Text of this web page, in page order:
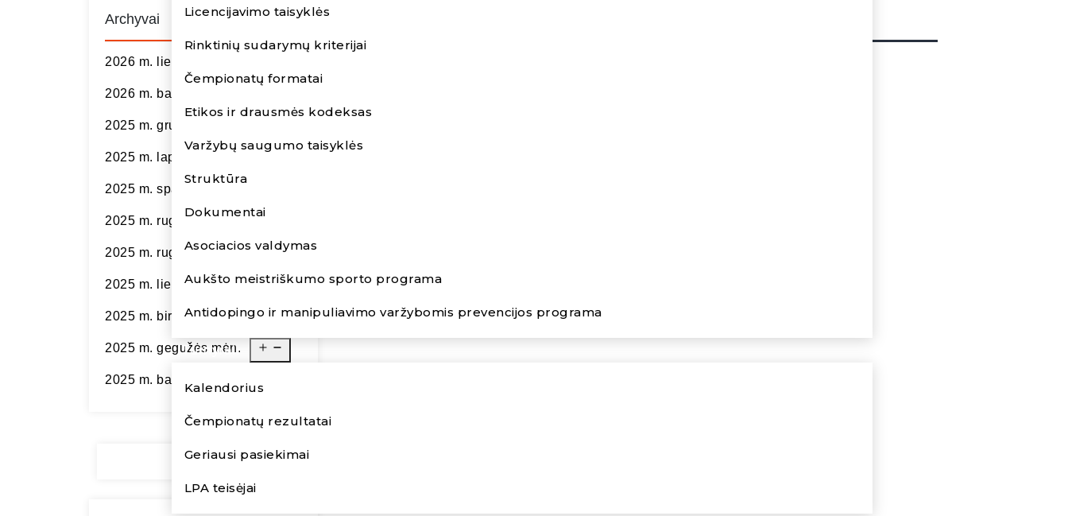
Licencijavimo taisyklės
Rinktinių sudarymų kriterijai
Čempionatų formatai
Etikos ir drausmės kodeksas
Varžybų saugumo taisyklės
Struktūra
Dokumentai
Asociacios valdymas
Aukšto meistriškumo sporto programa
Antidopingo ir manipuliavimo varžybomis prevencijos programa
Turnyrai
Kalendorius
Čempionatų rezultatai
Geriausi pasiekimai
LPA teisėjai
Archyvai
2026 m. liepos mėn.
2026 m. balandžio mėn.
2025 m. gruodžio mėn.
2025 m. lapkričio mėn.
2025 m. spalio mėn.
2025 m. rugsėjo mėn.
2025 m. rugpjūčio mėn.
2025 m. liepos mėn.
2025 m. birželio mėn.
2025 m. gegužės mėn.
2025 m. balandžio mėn.